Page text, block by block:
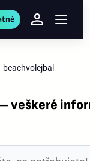
beachvolejbal
veškeré